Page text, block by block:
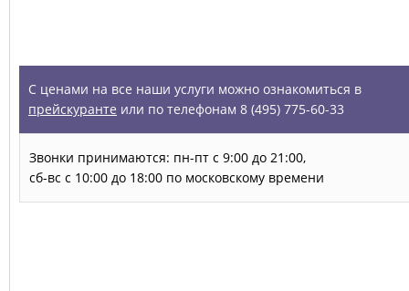
С ценами на все наши услуги можно ознакомиться в
прейскуранте или по телефонам 8 (495) 775-60-33
Звонки принимаются: пн-пт с 9:00 до 21:00,
сб-вс с 10:00 до 18:00 по московскому времени